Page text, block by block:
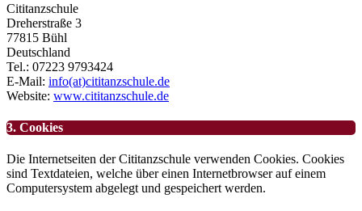
Cititanzschule
Dreherstraße 3
77815 Bühl
Deutschland
Tel.: 07223 9793424
E-Mail: info(at)cititanzschule.de
Website: www.cititanzschule.de
3. Cookies
Die Internetseiten der Cititanzschule verwenden Cookies. Cookies
sind Textdateien, welche über einen Internetbrowser auf einem
Computersystem abgelegt und gespeichert werden.